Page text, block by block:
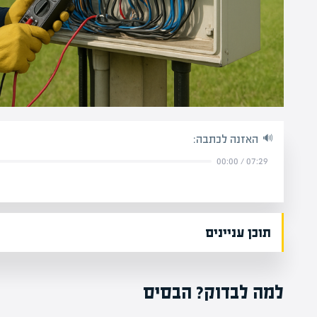
האזנה לכתבה:
07:29
/
00:00
תוכן עניינים
למה לבדוק? הבסיס